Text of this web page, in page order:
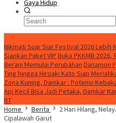
Gaya Hidup
Nikmati Suar Siar Festival 2026 Lebih
Siapkan Paket VIP Buka PKKMB 2026,
Berani Memulai Perubahan Danamon
Ting hingga Hiroaki Kato Siap
Zona Kuning, Damkar : Potensi
Api Kecil Bisa Jadi Petaka, Damkar
RT
Home
Berita
2 Hari Hilang,
Cipalawah Garut